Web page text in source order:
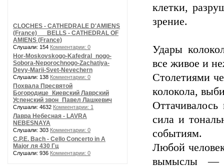
CLOCHES - CATHEDRALE D'AMIENS
(France) __ BELLS - CATHEDRAL OF
AMIENS (France)
Слушали: 154 Комментарии: 0
Hor-Moskovskogo-Kafedral_nogo-
Sobora-Neporochnogo-Zachatiya-
Devy-Marii-Svet-Nevechern
Слушали: 138 Комментарии: 0
Похвала Пресвятой
Богородице_Киевский Лаврский
Успенский звон_Павел Лашкевич
Слушали: 4632 Комментарии: 1
Лавра Небесная - LAVRA
NEBESNAYA
Слушали: 303 Комментарии: 0
C.P.E. Bach - Cello Concerto in A
Major ля 430 Гц
Слушали: 936 Комментарии: 0
клетки,
зрение.
Удары
все живое и
Столетиями
колокола,
Оттачивалось
сила и
событиям.
Любой
вымыслы —